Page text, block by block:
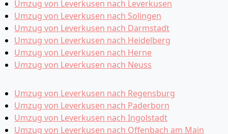
Umzug von Leverkusen nach Leverkusen
Umzug von Leverkusen nach Solingen
Umzug von Leverkusen nach Darmstadt
Umzug von Leverkusen nach Heidelberg
Umzug von Leverkusen nach Herne
Umzug von Leverkusen nach Neuss
Umzug von Leverkusen nach Regensburg
Umzug von Leverkusen nach Paderborn
Umzug von Leverkusen nach Ingolstadt
Umzug von Leverkusen nach Offenbach am Main